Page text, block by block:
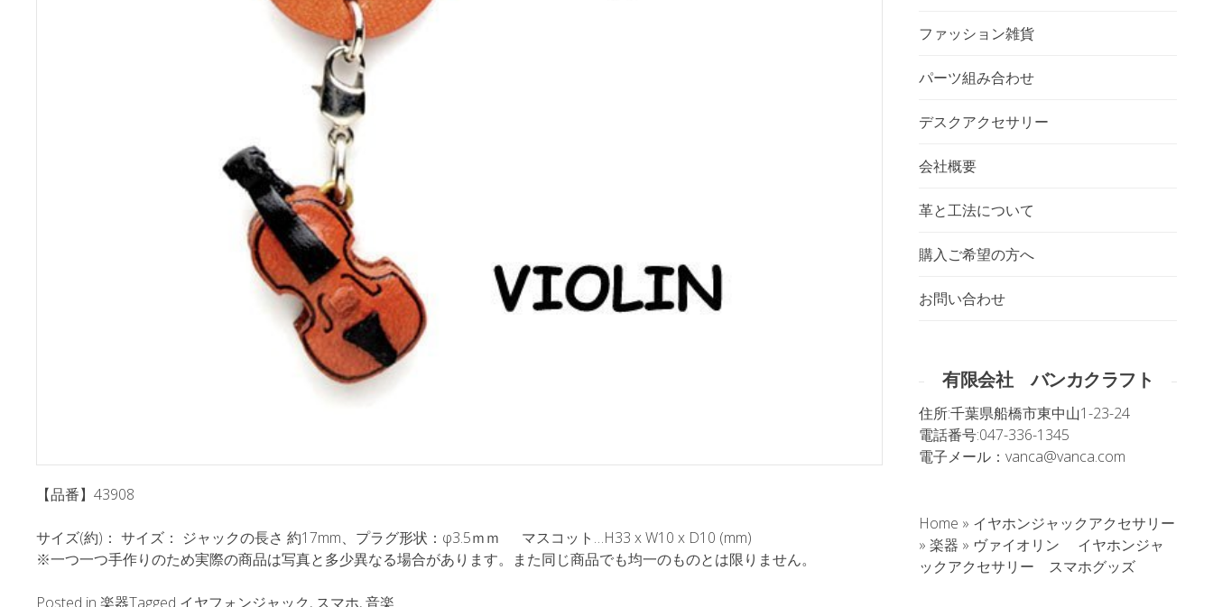
【品番】43908
サイズ(約)： サイズ： ジャックの長さ 約17mm、プラグ形状：φ3.5ｍｍ マスコット…H33 x W10 x D10 (mm)
※一つ一つ手作りのため実際の商品は写真と多少異なる場合があります。また同じ商品でも均一のものとは限りません。
Posted in 楽器Tagged イヤフォンジャック, スマホ,音楽
ファッション雑貨
パーツ組み合わせ
デスクアクセサリー
会社概要
革と工法について
購入ご希望の方へ
お問い合わせ
有限会社 バンカクラフト
住所:千葉県船橋市東中山1-23-24
電話番号:047-336-1345
電子メール： vanca@vanca.com
Home » イヤホンジャックアクセサリー
» 楽器 » ヴァイオリン イヤホンジャ
ックアクセサリー スマホグッズ